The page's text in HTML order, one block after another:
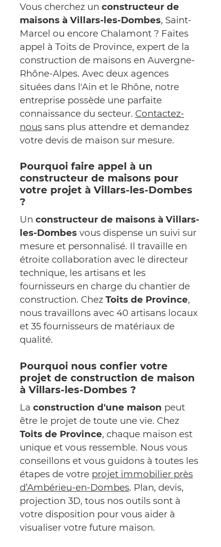
Vous cherchez unconstructeur de
maisons à Villars-les-Dombes, Saint-
Marcel ou encore Chalamont ? Faites
appel à Toits de Province, expert de la
construction de maisons en Auvergne-
Rhône-Alpes. Avec deux agences
situées dans l'Ain et le Rhône, notre
entreprise possède une parfaite
connaissance du secteur. Contactez-
nous sans plus attendre et demandez
votre devis de maison sur mesure.
Pourquoi faire appel à un
constructeur de maisons pour
votre projet à Villars-les-Dombes
?
Unconstructeur de maisons à Villars-
les-Dombes vous dispense un suivi sur
mesure et personnalisé. Il travaille en
étroite collaboration avec le directeur
technique, les artisans et les
fournisseurs en charge du chantier de
construction. ChezToits de Province,
nous travaillons avec 40 artisans locaux
et 35 fournisseurs de matériaux de
qualité.
Pourquoi nous confier votre
projet de construction de maison
à Villars-les-Dombes ?
Laconstruction d'une maison peut
être le projet de toute une vie. Chez
Toits de Province, chaque maison est
unique et vous ressemble. Nous vous
conseillons et vous guidons à toutes les
étapes de votre projet immobilier près
d’Ambérieu-en-Dombes. Plan, devis,
projection 3D, tous nos outils sont à
votre disposition pour vous aider à
visualiser votre future maison.